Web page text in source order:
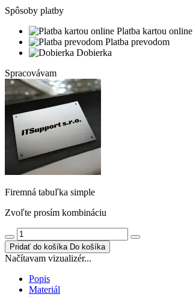
Spôsoby platby
Platba kartou online
Platba prevodom
Dobierka
Spracovávam
Firemná tabuľka simple
Zvoľte prosím kombináciu
Pridať do košíka Do košíka
Načítavam vizualizér...
Popis
Materiál